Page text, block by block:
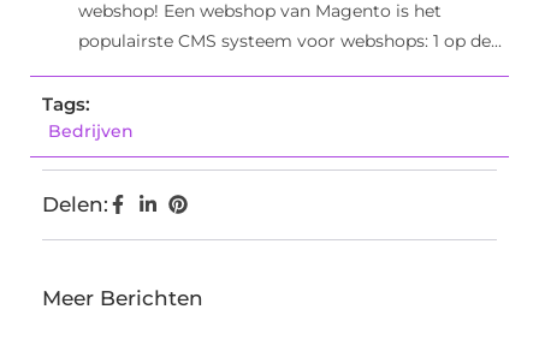
webshop! Een webshop van Magento is het
populairste CMS systeem voor webshops: 1 op de...
Tags:
Bedrijven
Delen:
Meer Berichten